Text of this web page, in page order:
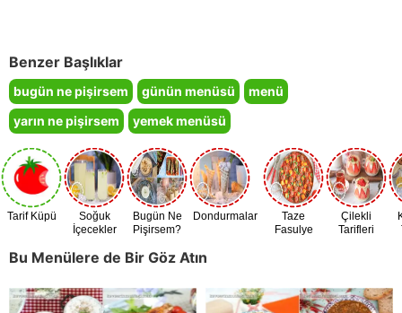
Benzer Başlıklar
bugün ne pişirsem günün menüsü
menü
yarın ne pişirsem
yemek menüsü
Tarif Küpü
Soğuk
İçecekler
Bugün Ne
Pişirsem?
Dondurmalar
Taze
Fasulye
Çilekli
Tarifleri
Bu Menülere de Bir Göz Atın